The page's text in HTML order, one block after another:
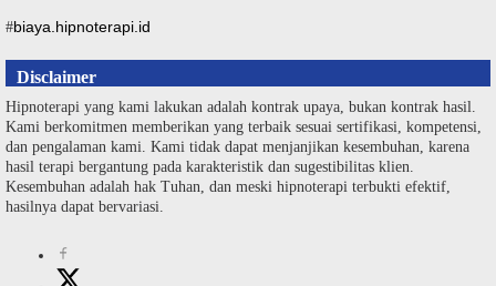
#biaya.hipnoterapi.id
Disclaimer
Hipnoterapi yang kami lakukan adalah kontrak upaya, bukan kontrak hasil.
Kami berkomitmen memberikan yang terbaik sesuai sertifikasi, kompetensi,
dan pengalaman kami. Kami tidak dapat menjanjikan kesembuhan, karena
hasil terapi bergantung pada karakteristik dan sugestibilitas klien.
Kesembuhan adalah hak Tuhan, dan meski hipnoterapi terbukti efektif,
hasilnya dapat bervariasi.